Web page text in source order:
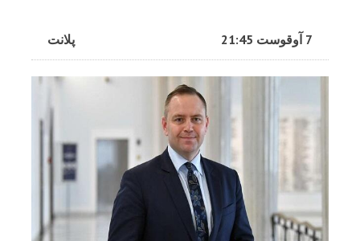
پلانت 7 آوقوست 21:45